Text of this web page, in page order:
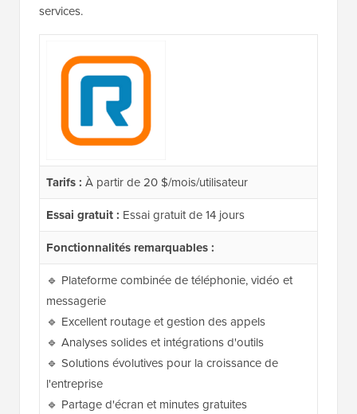
services.
Tarifs : À partir de 20 $/mois/utilisateur
Essai gratuit : Essai gratuit de 14 jours
Fonctionnalités remarquables :
🔹 Plateforme combinée de téléphonie, vidéo et
messagerie
🔹 Excellent routage et gestion des appels
🔹 Analyses solides et intégrations d'outils
🔹 Solutions évolutives pour la croissance de
l'entreprise
🔹 Partage d'écran et minutes gratuites